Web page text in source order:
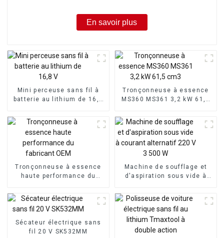
En savoir plus
Mini perceuse sans fil à
batterie au lithium de 16,8
Tronçonneuse à essence
MS360 MS361 3,2 kW 61,5
Tronçonneuse à essence
haute performance du
Machine de soufflage et
d'aspiration sous vide à
500 W
Sécateur électrique sans
fil 20 V SK532MM